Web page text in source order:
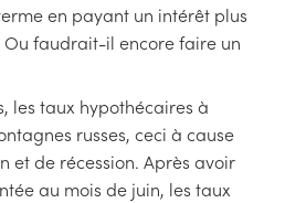
en payant un intérêt plus
Ou faudrait-il encore faire un
les taux hypothécaires à
russes, ceci à cause
et de récession. Après avoir
au mois de juin, les taux